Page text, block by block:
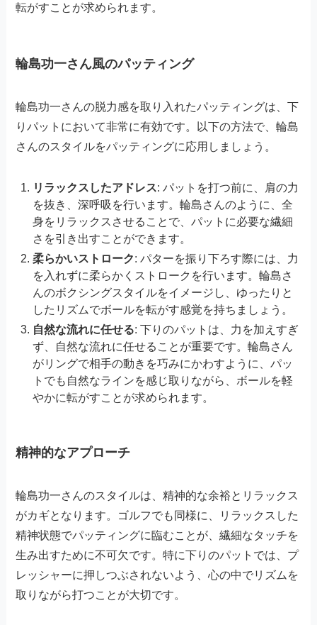
転がすことが求められます。
輪島功一さん風のパッティング
輪島功一さんの脱力感を取り入れたパッティングは、下
りパットにおいて非常に有効です。以下の方法で、輪島
さんのスタイルをパッティングに応用しましょう。
リラックスしたアドレス: パットを打つ前に、肩の力
を抜き、深呼吸を行います。輪島さんのように、全
身をリラックスさせることで、パットに必要な繊細
さを引き出すことができます。
柔らかいストローク: パターを振り下ろす際には、力
を入れずに柔らかくストロークを行います。輪島さ
んのボクシングスタイルをイメージし、ゆったりと
したリズムでボールを転がす感覚を持ちましょう。
自然な流れに任せる: 下りのパットは、力を加えすぎ
ず、自然な流れに任せることが重要です。輪島さん
がリングで相手の動きを巧みにかわすように、パッ
トでも自然なラインを感じ取りながら、ボールを軽
やかに転がすことが求められます。
精神的なアプローチ
輪島功一さんのスタイルは、精神的な余裕とリラックス
がカギとなります。ゴルフでも同様に、リラックスした
精神状態でパッティングに臨むことが、繊細なタッチを
生み出すために不可欠です。特に下りのパットでは、プ
レッシャーに押しつぶされないよう、心の中でリズムを
取りながら打つことが大切です。